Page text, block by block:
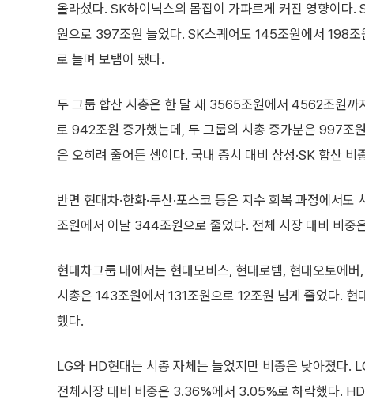
올라섰다. SK하이닉스의 몸집이 가파르게 커진 영향이다
원으로 397조원 늘었다. SK스퀘어도 145조원에서 198
로 늘며 보탬이 됐다.
두 그룹 합산 시총은 한 달 새 3565조원에서 4562조원
로 942조원 증가했는데, 두 그룹의 시총 증가분은 997조
은 오히려 줄어든 셈이다. 국내 증시 대비 삼성·SK 합산
반면 현대차·한화·두산·포스코 등은 지수 회복 과정에서
조원에서 이날 344조원으로 줄었다. 전체 시장 대비 비
현대차그룹 내에서는 현대모비스, 현대로템, 현대오토에
시총은 143조원에서 131조원으로 12조원 넘게 줄었다.
했다.
LG와 HD현대는 시총 자체는 늘었지만 비중은 낮아졌다.
전체시장 대비 비중은 3.36%에서 3.05%로 하락했다.